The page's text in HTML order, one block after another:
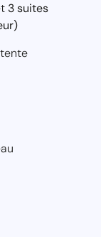
3 suites